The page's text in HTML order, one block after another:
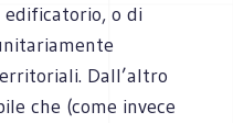
o di
Dall’altro
che (come invece